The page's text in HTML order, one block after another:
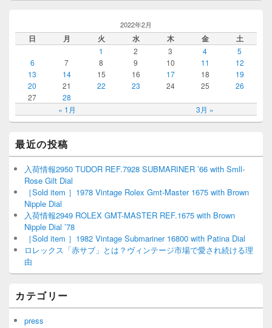
2022年2月
日 月 火 水 木 金 土
« 1月 3月 »
1 2 3 4
5
6
7 8 9 10 11
12
13
14 15 16 17 18
19
20
21 22 23 24 25
26
27
28
最近の投稿
入荷情報2950 TUDOR REF.7928 SUBMARINER ’66 with Smll-
Rose Gilt Dial
［Sold item ］1978 Vintage Rolex Gmt-Master 1675 with Brown
Nipple Dial
入荷情報2949 ROLEX GMT-MASTER REF.1675 with Brown
Nipple Dial ’78
［Sold item ］1982 Vintage Submariner 16800 with Patina Dial
ロレックス「赤サブ」とは？ヴィンテージ市場で愛され続ける理
由
カテゴリー
press